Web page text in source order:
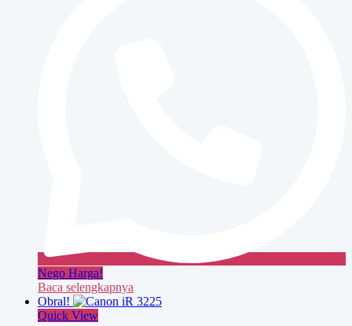
Nego Harga!
Baca selengkapnya
Obral!
Quick View